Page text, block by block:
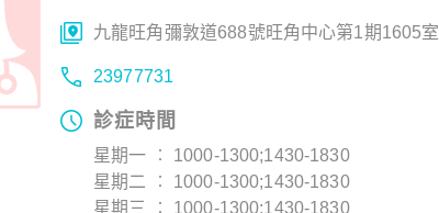
九龍旺角彌敦道688號旺角中心第1期1605室
23977731
診症時間
星期一 ︰ 1000-1300;1430-1830
星期二 ︰ 1000-1300;1430-1830
星期三 ︰ 1000-1300;1430-1830